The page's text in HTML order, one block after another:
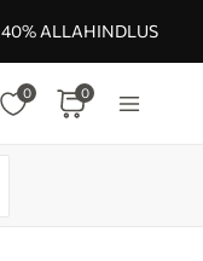
40% ALLAHINDLUS
0 0